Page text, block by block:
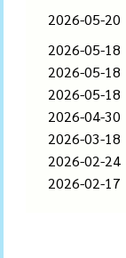
2026-05-20
2026-05-18
2026-05-18
2026-05-18
2026-04-30
2026-03-18
2026-02-24
2026-02-17